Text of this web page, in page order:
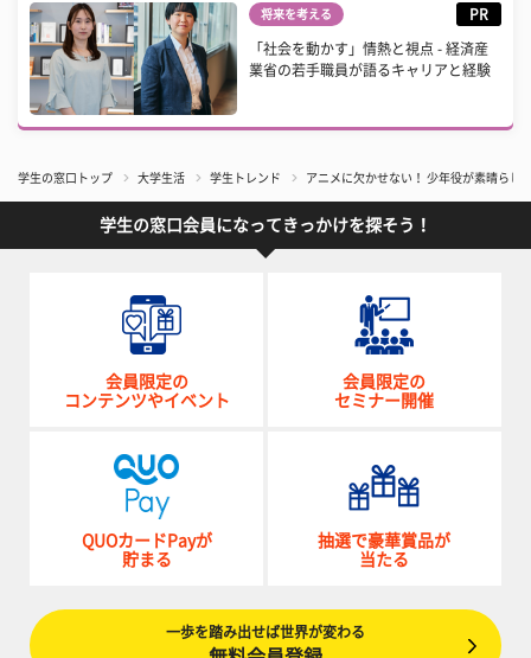
将来を考える PR
「社会を動かす」情熱と視点 - 経済産
業省の若手職員が語るキャリアと経験
学生の窓口トップ 大学生活 学生トレンド アニメに欠かせない！ 少年役が素晴らし
学生の窓口会員になってきっかけを探そう！
会員限定の
コンテンツやイベント
会員限定の
セミナー開催
QUOカードPayが
貯まる
抽選で豪華賞品が
当たる
一歩を踏み出せば世界が変わる